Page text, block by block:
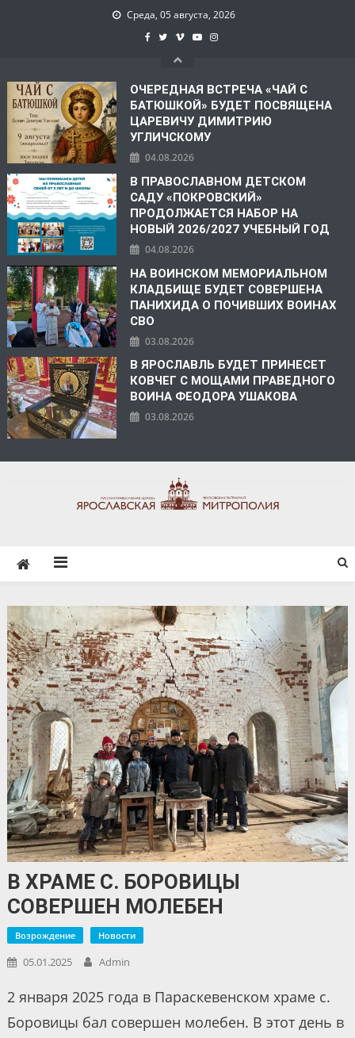
Среда, 05 августа, 2026
ОЧЕРЕДНАЯ ВСТРЕЧА «ЧАЙ С
БАТЮШКОЙ» БУДЕТ ПОСВЯЩЕНА
ЦАРЕВИЧУ ДИМИТРИЮ
УГЛИЧСКОМУ
04.08.2026
В ПРАВОСЛАВНОМ ДЕТСКОМ
САДУ «ПОКРОВСКИЙ»
ПРОДОЛЖАЕТСЯ НАБОР НА
НОВЫЙ 2026/2027 УЧЕБНЫЙ ГОД
04.08.2026
НА ВОИНСКОМ МЕМОРИАЛЬНОМ
КЛАДБИЩЕ БУДЕТ СОВЕРШЕНА
ПАНИХИДА О ПОЧИВШИХ ВОИНАХ
СВО
03.08.2026
В ЯРОСЛАВЛЬ БУДЕТ ПРИНЕСЕТ
КОВЧЕГ С МОЩАМИ ПРАВЕДНОГО
ВОИНА ФЕОДОРА УШАКОВА
03.08.2026
В ХРАМЕ С. БОРОВИЦЫ
СОВЕРШЕН МОЛЕБЕН
Возрождение Новости
05.01.2025 Admin
2 января 2025 года в Параскевенском храме с.
Боровицы бал совершен молебен. В этот день в